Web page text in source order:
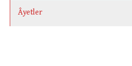
Âyetler